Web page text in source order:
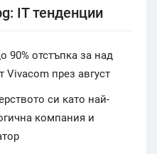
IT тенденции
90% отстъпка за над
Vivacom през август
си като най-
компания и